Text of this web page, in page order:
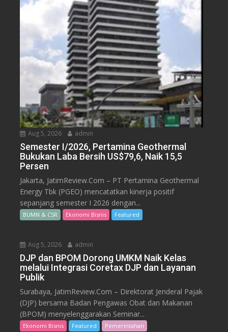
Aug 5, 2026 admin
Semester I/2026, Pertamina Geothermal
Bukukan Laba Bersih US$79,6, Naik 15,5
Persen
Jakarta, JatimReview.Com – PT Pertamina Geothermal
Energy Tbk (PGEO) mencatatkan kinerja positif
sepanjang semester I 2026 dengan...
BUMN & CSR Ekonomi Bisnis Featured
Aug 5, 2026 admin
DJP dan BPOM Dorong UMKM Naik Kelas
melalui Integrasi Coretax DJP dan Layanan
Publik
Surabaya, JatimReview.Com – Direktorat Jenderal Pajak
(DJP) bersama Badan Pengawas Obat dan Makanan
(BPOM) menyelenggarakan Seminar...
Ekonomi Bisnis Featured Pemerintahan